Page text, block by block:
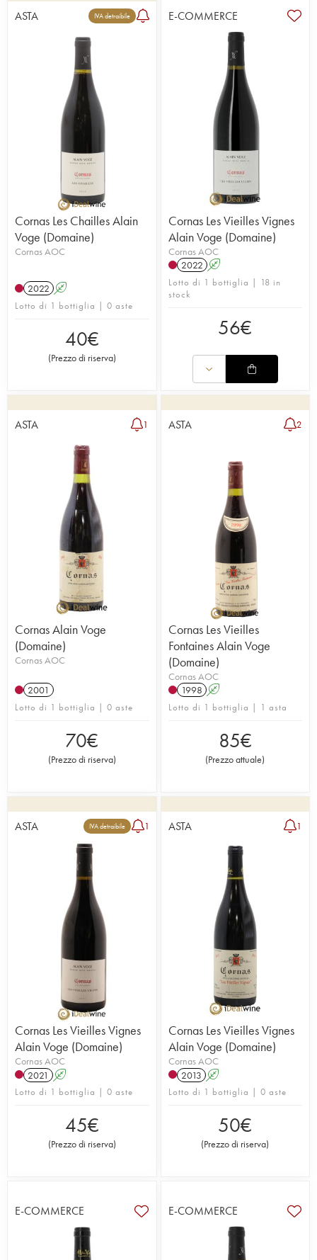
ASTA IVA detraibile
Cornas Les Chailles Alain
Voge (Domaine)
Cornas AOC
2022 A
Lotto di 1 bottiglia | 0 aste
40€
(Prezzo di riserva)
E-COMMERCE
Cornas Les Vieilles Vignes
Alain Voge (Domaine)
Cornas AOC
2022 A
Lotto di 1 bottiglia | 18 in
stock
56€
ASTA 1
Cornas Alain Voge
(Domaine)
Cornas AOC
2001
Lotto di 1 bottiglia | 0 aste
70€
(Prezzo di riserva)
ASTA 2
Cornas Les Vieilles
Fontaines Alain Voge
(Domaine)
Cornas AOC
1998 A
Lotto di 1 bottiglia | 1 asta
85€
(Prezzo attuale)
ASTA IVA detraibile 1
Cornas Les Vieilles Vignes
Alain Voge (Domaine)
Cornas AOC
2021
A
Lotto di 1 bottiglia | 0 aste
45€
(Prezzo di riserva)
ASTA 1
Cornas Les Vieilles Vignes
Alain Voge (Domaine)
Cornas AOC
2013 A
Lotto di 1 bottiglia | 0 aste
50€
(Prezzo di riserva)
E-COMMERCE E-COMMERCE